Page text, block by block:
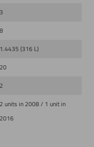
3
8
1.4435 (316 L)
20
2
2 units in 2008 / 1 unit in
2016